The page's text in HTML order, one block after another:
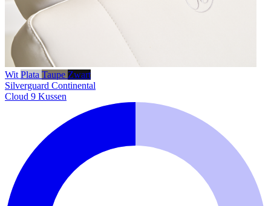
Wit Plata Taupe Zwart
Silverguard Continental
Cloud 9 Kussen